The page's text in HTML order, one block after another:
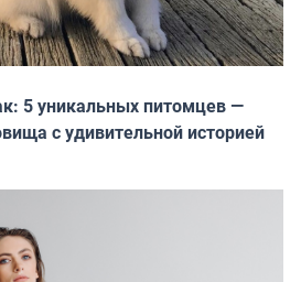
5 уникальных питомцев —
с удивительной историей